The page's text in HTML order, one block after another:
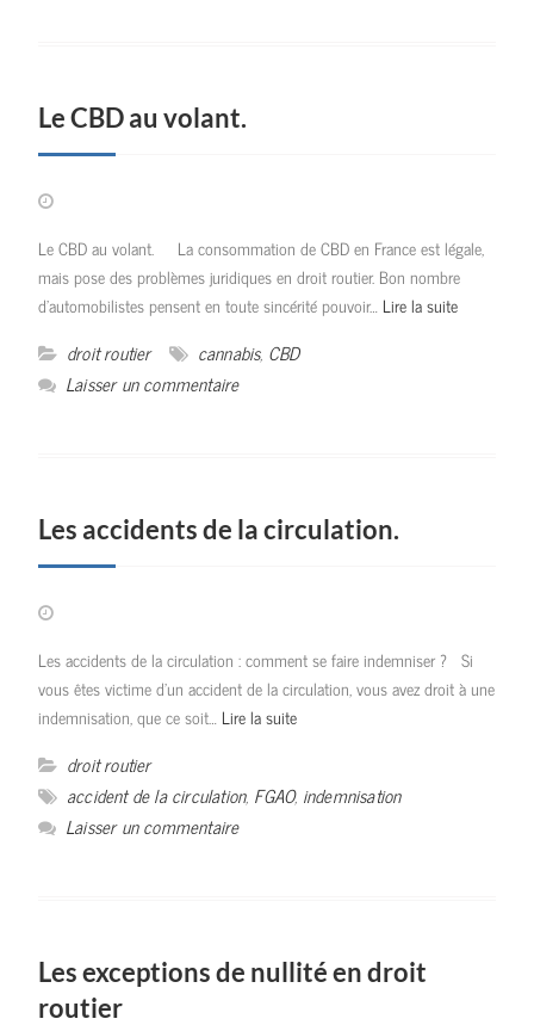
Le CBD au volant.
Le CBD au volant. La consommation de CBD en France est légale,
mais pose des problèmes juridiques en droit routier. Bon nombre
d’automobilistes pensent en toute sincérité pouvoir… Lire la suite
droit routier cannabis, CBD
Laisser un commentaire
Les accidents de la circulation.
Les accidents de la circulation : comment se faire indemniser ? Si
vous êtes victime d’un accident de la circulation, vous avez droit à une
indemnisation, que ce soit… Lire la suite
droit routier
accident de la circulation, FGAO, indemnisation
Laisser un commentaire
Les exceptions de nullité en droit
routier